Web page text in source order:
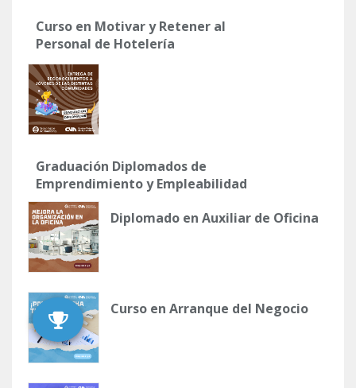
Curso en Motivar y Retener al
Personal de Hotelería
Graduación Diplomados de
Emprendimiento y Empleabilidad
Diplomado en Auxiliar de Oficina
Curso en Arranque del Negocio